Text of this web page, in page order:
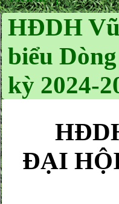
HĐDH
biểu
kỳ 2024-
ĐẠI